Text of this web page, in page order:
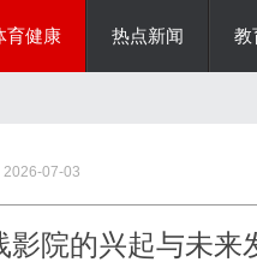
育健康 热点新闻 教
2026-07-03
影院的兴起与未来